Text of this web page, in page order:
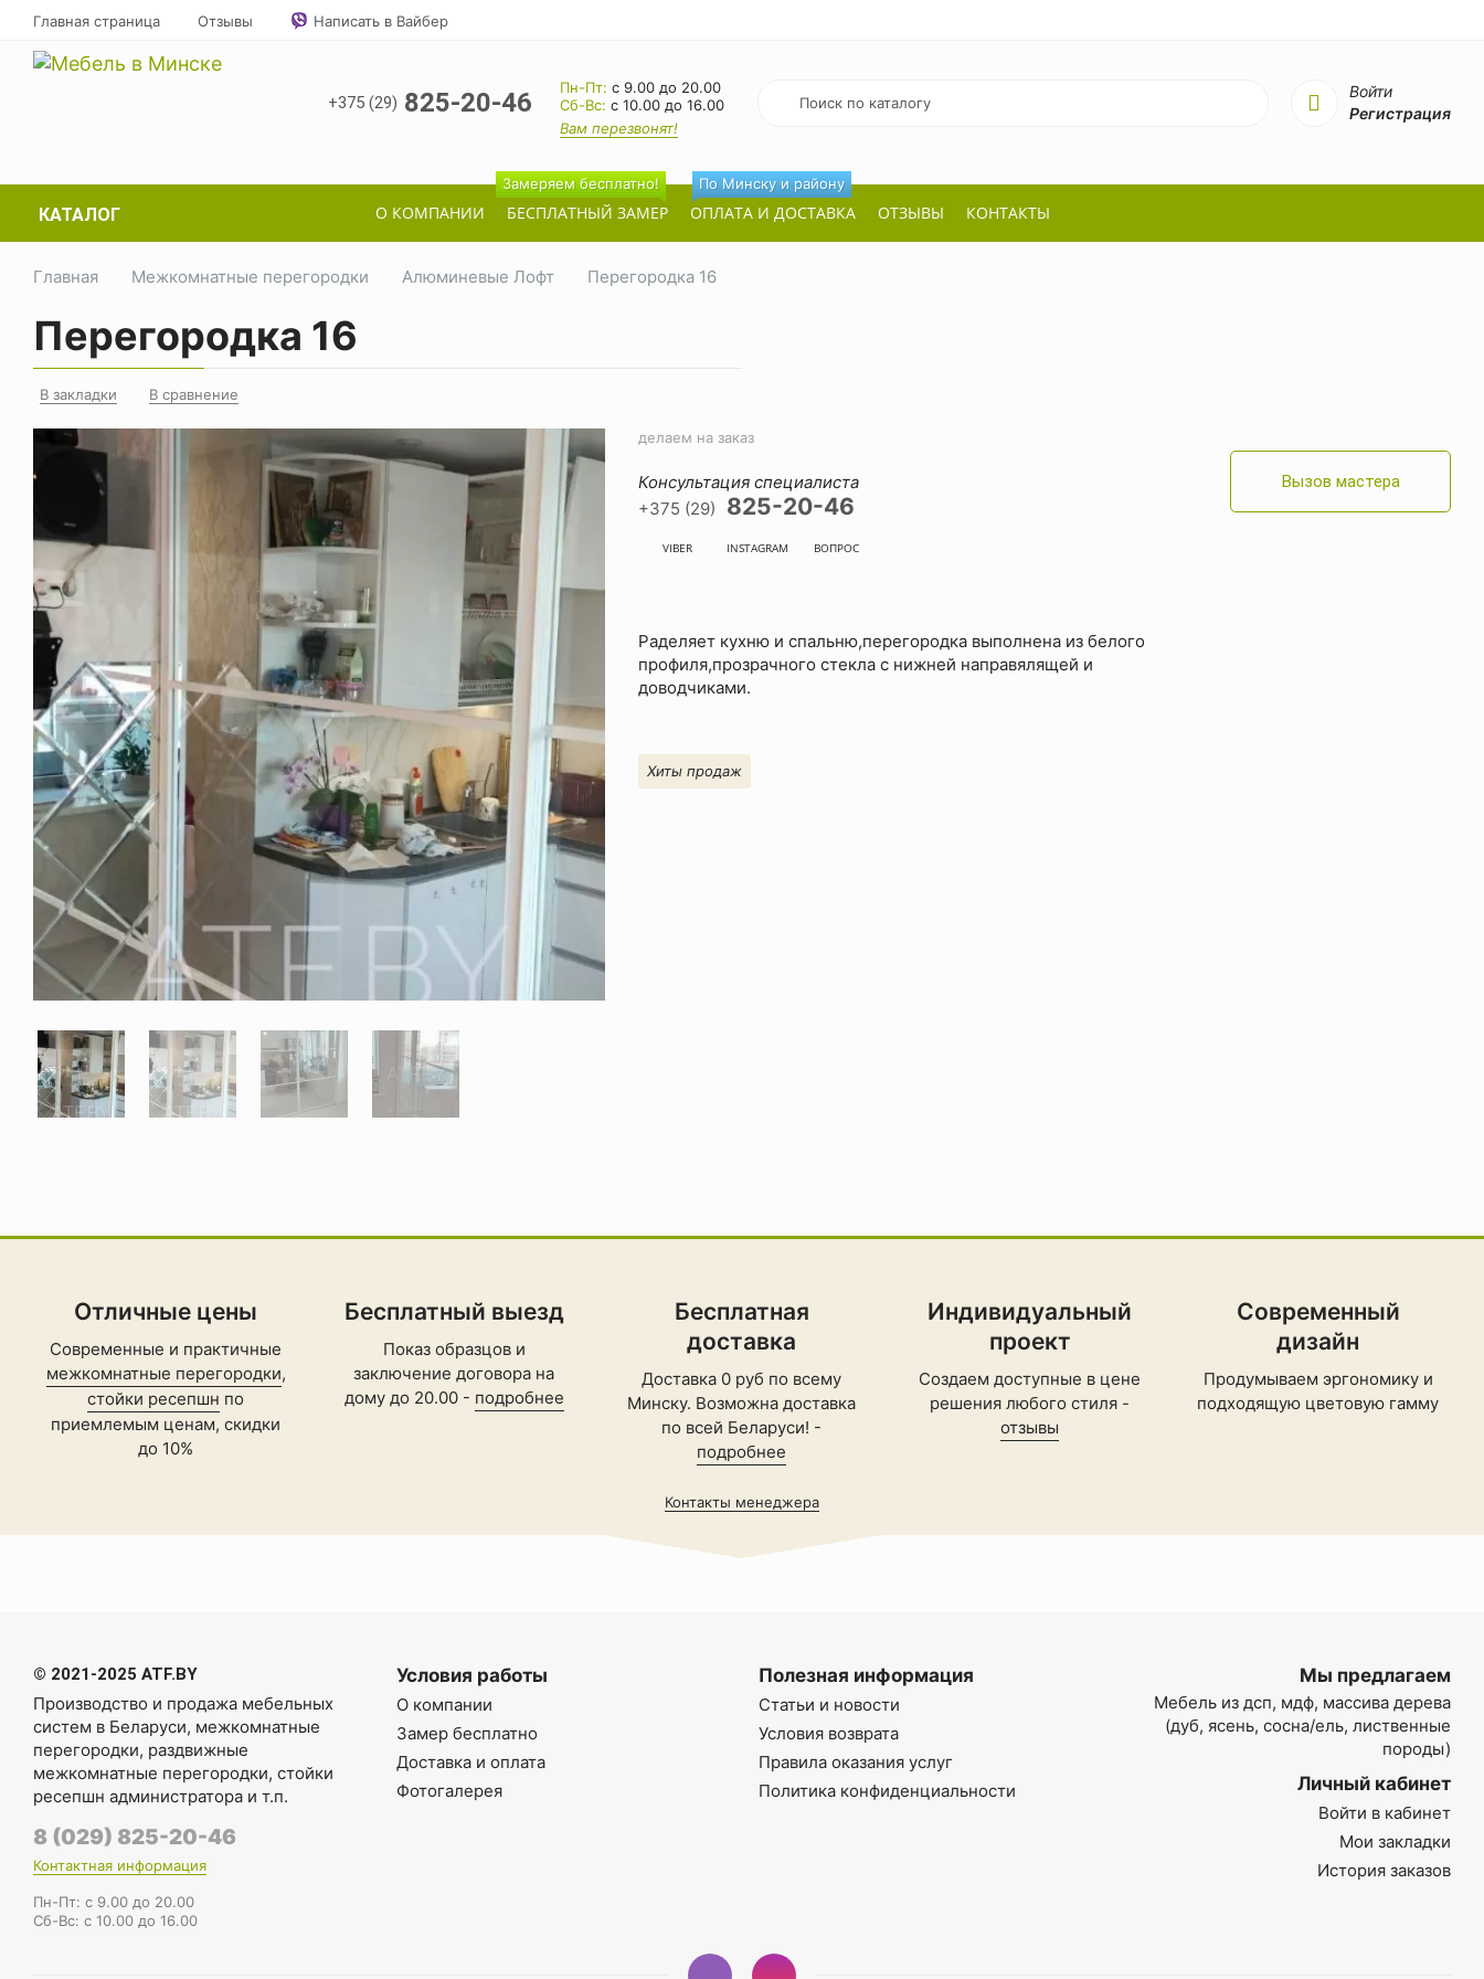
Главная страница Отзывы Написать в Вайбер
+375 (29) 825-20-46
Пн-Пт: с 9.00 до 20.00
Cб-Вс: с 10.00 до 16.00
Вам перезвонят!
Войти
Регистрация
КАТАЛОГ О КОМПАНИИ БЕСПЛАТНЫЙ ЗАМЕР
Замеряем бесплатно!
ОПЛАТА И ДОСТАВКА
По Минску и району
ОТЗЫВЫ КОНТАКТЫ
Главная Межкомнатные перегородки Алюминевые Лофт Перегородка 16
Перегородка 16
В закладки В сравнение
делаем на заказ
Консультация специалиста
+375 (29)
825-20-46
VIBER INSTAGRAM ВОПРОС
Раделяет кухню и спальню,перегородка выполнена из белого
профиля,прозрачного стекла с нижней направялящей и
доводчиками.
Вызов мастера
Хиты продаж
Отличные цены
Современные и практичные
межкомнатные перегородки,
стойки ресепшн по
приемлемым ценам, скидки
до 10%
Бесплатный выезд
Показ образцов и
заключение договора на
дому до 20.00 - подробнее
Бесплатная
доставка
Доставка 0 руб по всему
Минску. Возможна доставка
по всей Беларуси! -
подробнее
Индивидуальный
проект
Создаем доступные в цене
решения любого стиля -
отзывы
Современный
дизайн
Продумываем эргономику и
подходящую цветовую гамму
Контакты менеджера
© 2021-2025 ATF.BY
Производство и продажа мебельных
систем в Беларуси, межкомнатные
перегородки, раздвижные
межкомнатные перегородки, стойки
ресепшн администратора и т.п.
8 (029) 825-20-46
Контактная информация
Пн-Пт: с 9.00 до 20.00
Cб-Вс: с 10.00 до 16.00
Условия работы
О компании
Замер бесплатно
Доставка и оплата
Фотогалерея
Полезная информация
Статьи и новости
Условия возврата
Правила оказания услуг
Политика конфиденциальности
Мы предлагаем
Мебель из дсп, мдф, массива дерева
(дуб, ясень, сосна/ель, лиственные
породы)
Личный кабинет
Войти в кабинет
Мои закладки
История заказов